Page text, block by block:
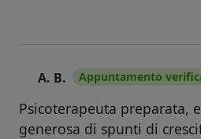
A. B. Appuntamento
Psicoterapeuta preparata,
generosa di spunti di